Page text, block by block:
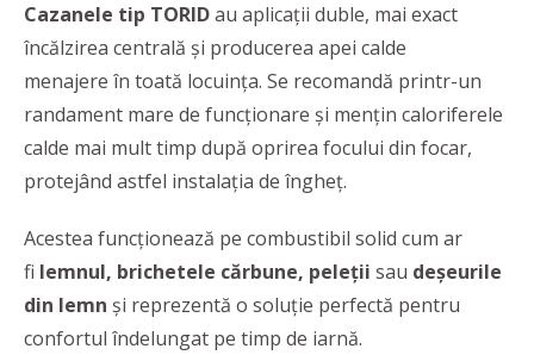
Cazanele tip TORIDau aplicaţii duble, mai exact
încălzirea centrală și producerea apei calde
menajere în toată locuința. Se recomandă printr-un
randament mare de funcţionare și mențin caloriferele
calde mai mult timp după oprirea focului din focar,
protejând astfel instalația de îngheț.
Acestea funcționează pe combustibil solid cum ar
fi lemnul, brichetele cărbune, peleții sau deșeurile
din lemn și reprezentă o soluție perfectă pentru
confortul îndelungat pe timp de iarnă.